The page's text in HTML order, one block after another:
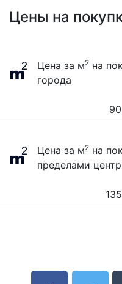
Цены на
Цена за м2 на
города
Цена за м2 на
пределами